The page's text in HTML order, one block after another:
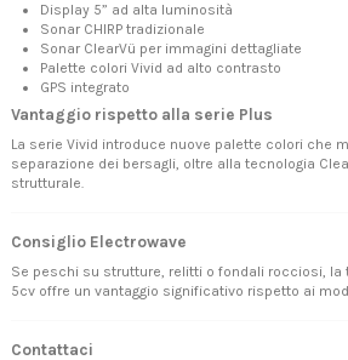
Display 5” ad alta luminosità
Sonar CHIRP tradizionale
Sonar ClearVü per immagini dettagliate
Palette colori Vivid ad alto contrasto
GPS integrato
Vantaggio rispetto alla serie Plus
La serie Vivid introduce nuove palette colori che
separazione dei bersagli, oltre alla tecnologia
strutturale.
Consiglio Electrowave
Se peschi su strutture, relitti o fondali rocciosi, la
5cv offre un vantaggio significativo rispetto ai
Contattaci